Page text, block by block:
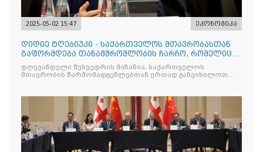
2025-05-02 15:47 ეკონომიკა
დიდიე ტღებიუკი - საქართველოს მთავრობასთან
გაფორმდება თანამშრომლობის ჩარჩო, რომელიც
იქნება მნიშვნელოვ
დღევანდელი შეხვედრის მიზანია, საქართველოს
მთავრობის წარმომადგენლებთან ერთად განვიხილოთ